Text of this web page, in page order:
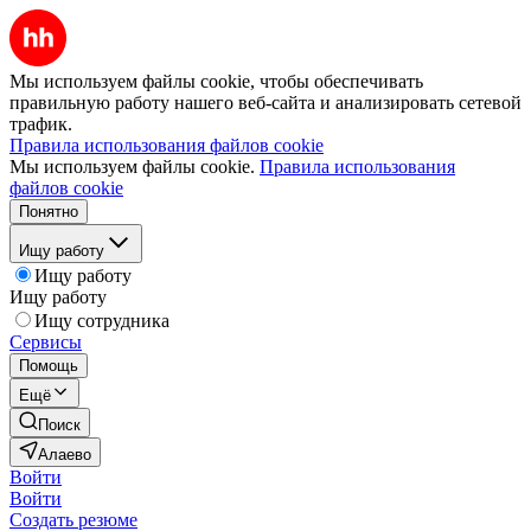
Мы используем файлы cookie, чтобы обеспечивать
правильную работу нашего веб-сайта и анализировать сетевой
трафик.
Правила использования файлов cookie
Мы используем файлы cookie. Правила использования
файлов cookie
Понятно
Ищу работу
Ищу работу
Ищу работу
Ищу сотрудника
Сервисы
Помощь
Ещё
Поиск
Алаево
Войти
Войти
Создать резюме